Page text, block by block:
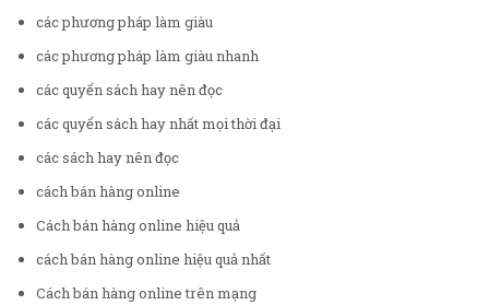
các phương pháp làm giàu
các phương pháp làm giàu nhanh
các quyển sách hay nên đọc
các quyển sách hay nhất mọi thời đại
các sách hay nên đọc
cách bán hàng online
Cách bán hàng online hiệu quả
cách bán hàng online hiệu quả nhất
Cách bán hàng online trên mạng